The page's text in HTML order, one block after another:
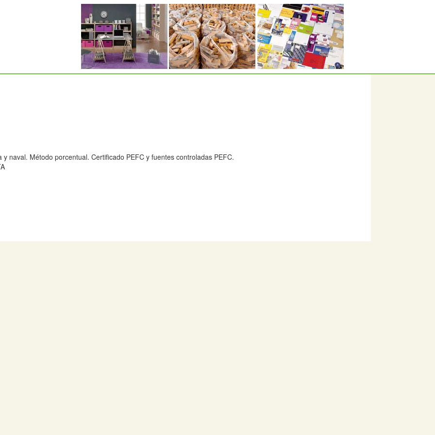
naval. Método porcentual. Certificado PEFC y fuentes controladas PEFC.